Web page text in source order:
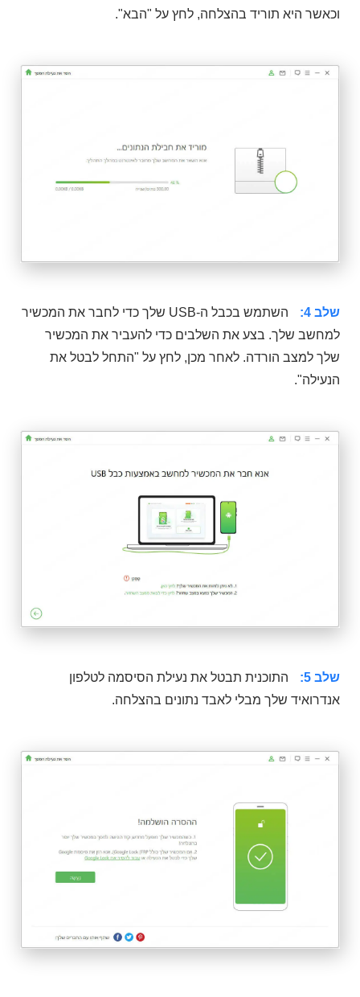
וכאשר היא תוריד בהצלחה, לחץ על "הבא".
שלב 4:
השתמש בכבל ה-USB שלך כדי לחבר את המכשיר
למחשב שלך. בצע את השלבים כדי להעביר את המכשיר
שלך למצב הורדה. לאחר מכן, לחץ על "התחל לבטל את
הנעילה".
שלב 5:
התוכנית תבטל את נעילת הסיסמה לטלפון
אנדרואיד שלך מבלי לאבד נתונים בהצלחה.